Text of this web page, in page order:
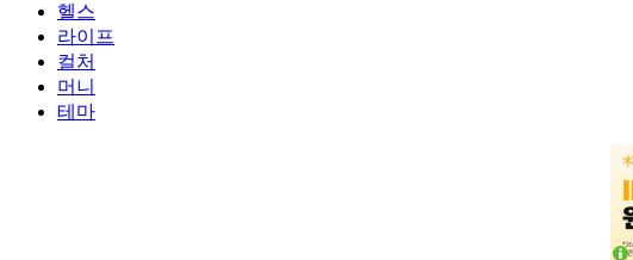
헬스
라이프
컬처
머니
테마